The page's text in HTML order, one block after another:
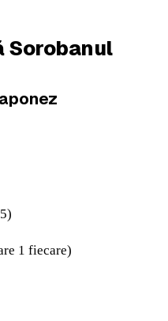
Sorobanul
1 fiecare)